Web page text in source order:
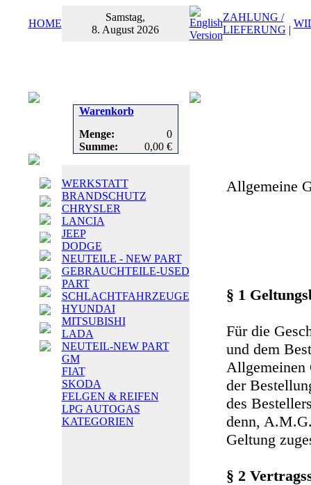
HOME
Samstag,
8. August 2026
ZAHLUNG /
LIEFERUNG |
Warenkorb
Menge:
0
Summe:
0,00 €
WERKSTATT
BRANDSCHUTZ
CHRYSLER
LANCIA
JEEP
DODGE
NEUTEILE - NEW PART
GEBRAUCHTEILE-USED
PART
SCHLACHTFAHRZEUGE
HYUNDAI
MITSUBISHI
LADA
NEUTEIL-NEW PART
GM
FIAT
SKODA
FELGEN & REIFEN
LPG AUTOGAS
KATEGORIEN
Allgemeine
§ 1
Für die
und dem
Allgemeinen
der
des
denn,
Geltung
§ 2